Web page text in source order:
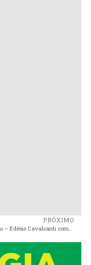
PRÓXIMO
Turiaçu – Edésio Cavalcanti compra mais de 1,4 milhão de material de expediente no Piauí